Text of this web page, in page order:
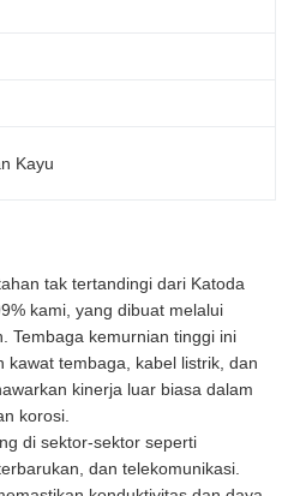
Kayu
tak tertandingi dari Katoda
kami, yang dibuat melalui
Tembaga kemurnian tinggi ini
tembaga, kabel listrik, dan
kinerja luar biasa dalam
korosi.
di sektor-sektor seperti
dan telekomunikasi.